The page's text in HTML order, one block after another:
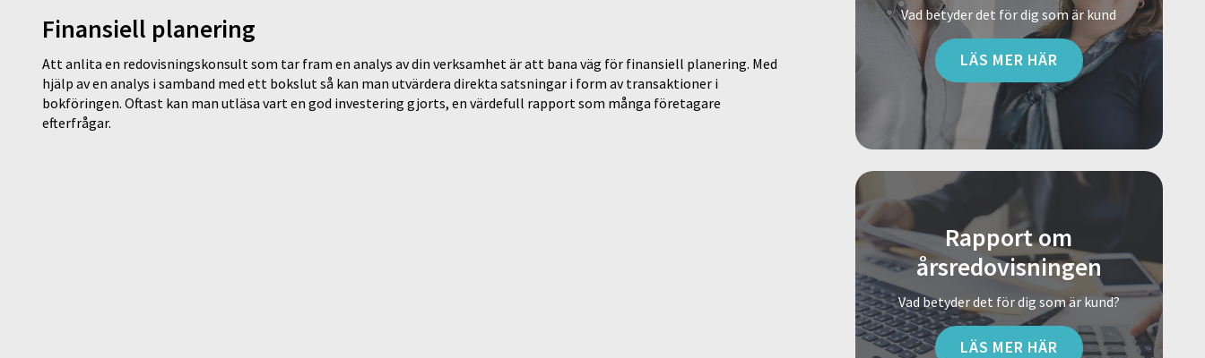
Finansiell planering
Att anlita en redovisningskonsult som tar fram en analys av din verksamhet är att bana väg för finansiell planering. Med
hjälp av en analys i samband med ett bokslut så kan man utvärdera direkta satsningar i form av transaktioner i
bokföringen. Oftast kan man utläsa vart en god investering gjorts, en värdefull rapport som många företagare
efterfrågar.
Vad betyder det för dig som är kund
LÄS MER HÄR
Rapport om
årsredovisningen
Vad betyder det för dig som är kund?
LÄS MER HÄR